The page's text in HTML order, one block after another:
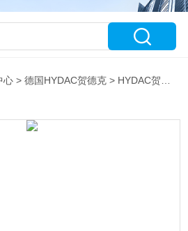
心 >德国HYDAC贺德克 > HYDAC贺德克传感器